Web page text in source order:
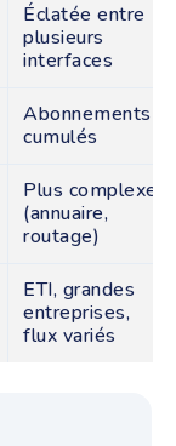
Éclatée entre
plusieurs
interfaces
Abonnements
cumulés
Plus complexe
(annuaire,
routage)
ETI, grandes
entreprises,
flux variés